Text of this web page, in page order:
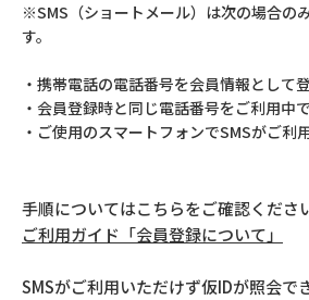
※SMS（ショートメール）は次の場合の
す。
・携帯電話の電話番号を会員情報として
・会員登録時と同じ電話番号をご利用中
・ご使用のスマートフォンでSMSがご利
手順についてはこちらをご確認くださ
ご利用ガイド「会員登録について」
SMSがご利用いただけず仮IDが照会で